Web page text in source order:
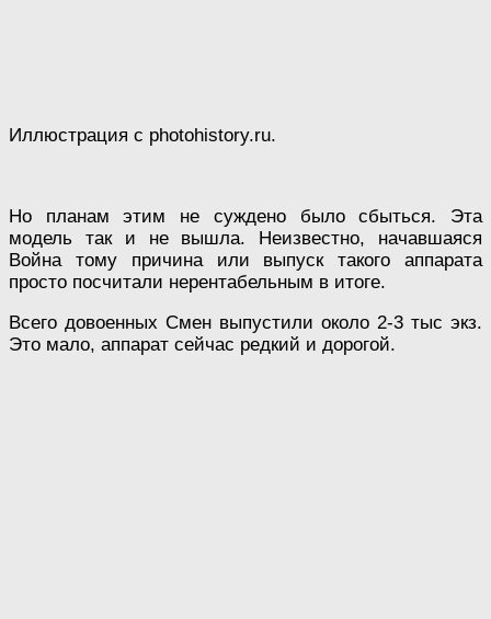
Иллюстрация с photohistory.ru.
Но планам этим не суждено было сбыться. Эта
модель так и не вышла. Неизвестно, начавшаяся
Война тому причина или выпуск такого аппарата
просто посчитали нерентабельным в итоге.
Всего довоенных Смен выпустили около 2-3 тыс экз.
Это мало, аппарат сейчас редкий и дорогой.